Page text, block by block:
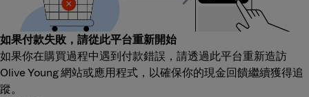
如果付款失敗，請從此平台重新開始
如果你在購買過程中遇到付款錯誤，請透過此平台重新造訪
Olive Young 網站或應用程式，以確保你的現金回饋繼續獲得追
蹤。